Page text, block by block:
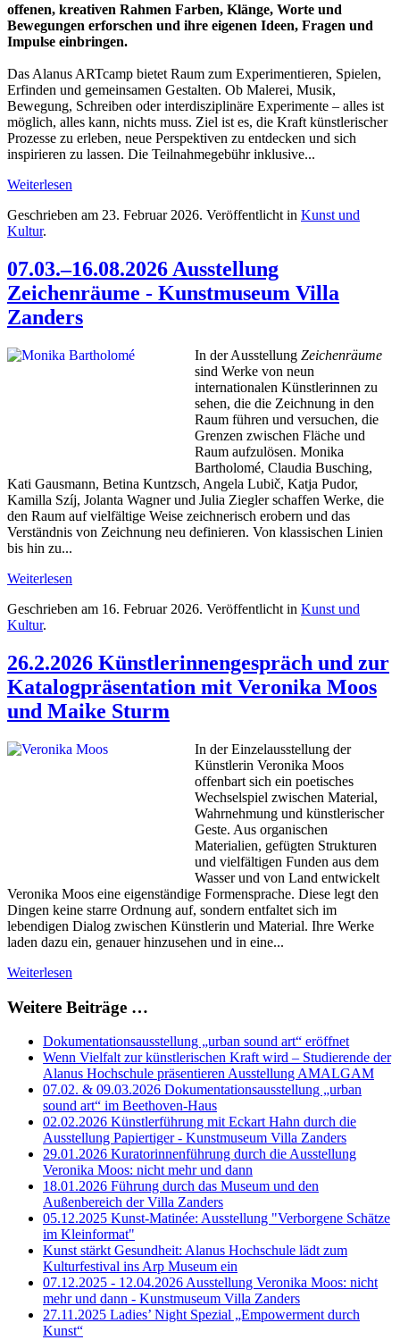
offenen, kreativen Rahmen Farben, Klänge, Worte und
Bewegungen erforschen und ihre eigenen Ideen, Fragen und
Impulse einbringen.
Das Alanus ARTcamp bietet Raum zum Experimentieren, Spielen,
Erfinden und gemeinsamen Gestalten. Ob Malerei, Musik,
Bewegung, Schreiben oder interdisziplinäre Experimente – alles ist
möglich, alles kann, nichts muss. Ziel ist es, die Kraft künstlerischer
Prozesse zu erleben, neue Perspektiven zu entdecken und sich
inspirieren zu lassen. Die Teilnahmegebühr inklusive...
Weiterlesen
Geschrieben am 23. Februar 2026. Veröffentlicht in Kunst und
Kultur.
07.03.–16.08.2026 Ausstellung
Zeichenräume - Kunstmuseum Villa
Zanders
In der Ausstellung Zeichenräume
sind Werke von neun
internationalen Künstlerinnen zu
sehen, die die Zeichnung in den
Raum führen und versuchen, die
Grenzen zwischen Fläche und
Raum aufzulösen. Monika
Bartholomé, Claudia Busching,
Kati Gausmann, Betina Kuntzsch, Angela Lubič, Katja Pudor,
Kamilla Szíj, Jolanta Wagner und Julia Ziegler schaffen Werke, die
den Raum auf vielfältige Weise zeichnerisch erobern und das
Verständnis von Zeichnung neu definieren. Von klassischen Linien
bis hin zu...
Weiterlesen
Geschrieben am 16. Februar 2026. Veröffentlicht in Kunst und
Kultur.
26.2.2026 Künstlerinnengespräch und zur
Katalogpräsentation mit Veronika Moos
und Maike Sturm
In der Einzelausstellung der
Künstlerin Veronika Moos
offenbart sich ein poetisches
Wechselspiel zwischen Material,
Wahrnehmung und künstlerischer
Geste. Aus organischen
Materialien, gefügten Strukturen
und vielfältigen Funden aus dem
Wasser und von Land entwickelt
Veronika Moos eine eigenständige Formensprache. Diese legt den
Dingen keine starre Ordnung auf, sondern entfaltet sich im
lebendigen Dialog zwischen Künstlerin und Material. Ihre Werke
laden dazu ein, genauer hinzusehen und in eine...
Weiterlesen
Weitere Beiträge …
Dokumentationsausstellung „urban sound art“ eröffnet
Wenn Vielfalt zur künstlerischen Kraft wird – Studierende der
Alanus Hochschule präsentieren Ausstellung AMALGAM
07.02. & 09.03.2026 Dokumentationsausstellung „urban
sound art“ im Beethoven-Haus
02.02.2026 Künstlerführung mit Eckart Hahn durch die
Ausstellung Papiertiger - Kunstmuseum Villa Zanders
29.01.2026 Kuratorinnenführung durch die Ausstellung
Veronika Moos: nicht mehr und dann
18.01.2026 Führung durch das Museum und den
Außenbereich der Villa Zanders
05.12.2025 Kunst-Matinée: Ausstellung "Verborgene Schätze
im Kleinformat"
Kunst stärkt Gesundheit: Alanus Hochschule lädt zum
Kulturfestival ins Arp Museum ein
07.12.2025 - 12.04.2026 Ausstellung Veronika Moos: nicht
mehr und dann - Kunstmuseum Villa Zanders
27.11.2025 Ladies’ Night Spezial „Empowerment durch
Kunst“